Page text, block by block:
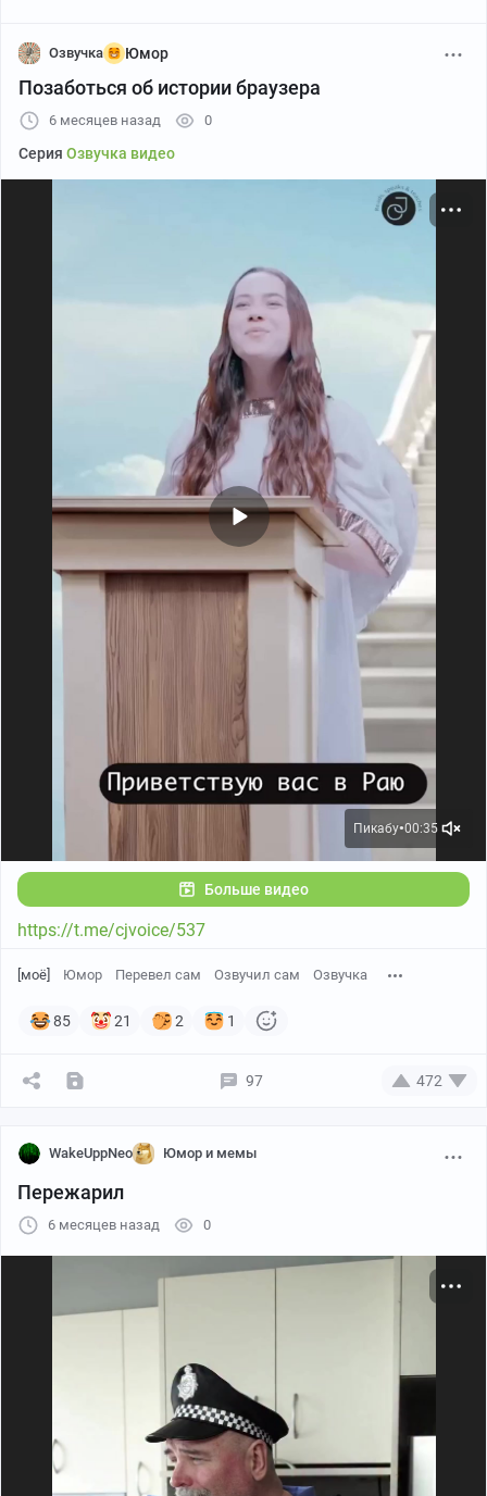
Озвучка Юмор
Позаботься об истории браузера
6 месяцев назад 0
Серия Озвучка видео
Пикабу●00:35
Больше видео
https://t.me/cjvoice/537
[моё] Юмор Перевел сам Озвучил сам Озвучка
85 21 2 1
97 472
WakeUppNeo Юмор и мемы
Пережарил
6 месяцев назад 0